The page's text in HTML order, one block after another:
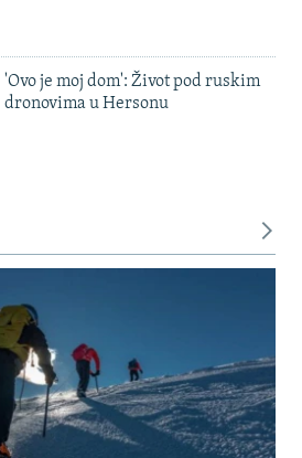
'Ovo je moj dom': Život pod ruskim
dronovima u Hersonu